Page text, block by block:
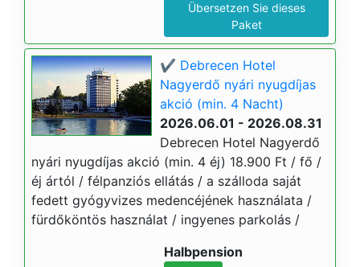
Übersetzen Sie dieses
Paket
✔️ Debrecen Hotel
Nagyerdő nyári nyugdíjas
akció (min. 4 Nacht)
2026.06.01 - 2026.08.31
Debrecen Hotel Nagyerdő
nyári nyugdíjas akció (min. 4 éj) 18.900 Ft / fő /
éj ártól / félpanziós ellátás / a szálloda saját
fedett gyógyvizes medencéjének használata /
fürdőköntös használat / ingyenes parkolás /
Halbpension